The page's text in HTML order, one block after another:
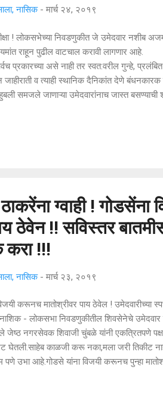
नासिक - मार्च २४, २०१९
! लोकसभेच्या निवडणुकीत जे उमेदवार नशीब
राहून पुढील वाटचाल करावी लागणार
प्रकारच्या असे नाही तर स्वत:वरील गुन्हे,
जाहीराती व त्याही स्थानिक दैनिकांत देणे
समजले जाणाऱ्या उमेदवारांनाच जास्त बसण्याची
हातात "सकाळच्या" पहिल्या चहासोबतच
ग्वाही ! गोडसेंना
ठेवेन !! सविस्तर
करा !!!
नासिक - मार्च २३, २०१९
करूनच मातोश्रीवर पाय ठेवेल ! उमेदवारीच्या
नाशिक - लोकसभा निवडणुकीतील शिवसेनेचे
जेष्ठ नगरसेवक शिवाजी चुंबळे यांनी एकत्रितपणे
घेतली.साहेब काळजी करू नका,मला जरी तिकीट
पणे उभा आहे.गोडसे यांना विजयी करूनच पुन्हा
द्यावी यासाठी विद्यमान खासदार हेमंत गोडसे